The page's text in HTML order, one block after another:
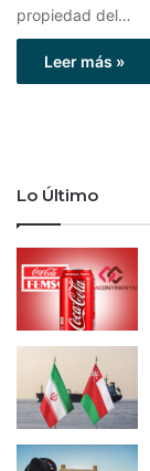
propiedad del…
Leer más »
Lo Último